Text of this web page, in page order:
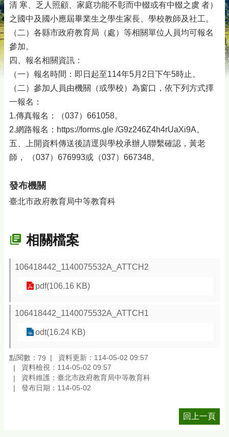
清 寒、乏人照顧、家庭功能不彰而中輟或有中輟之虞 者）
之國中及國小應屆畢業生之學生家長、學校教師及社工。
（二）各縣市政府教育局（處）等相關單位人員均可報名
參加。
四、報名相關資訊：
（一）報名時間：即日起至114年5月2日下午5時止。
（二）參加人員由機關（或學校）為窗口，依下列方式擇
一報名：
1.傳真報名：（037）661058。
2.網路報名：https://forms.gle /G9z246Z4h4rUaXi9A。
五、上開資料傳送後請逕與學校承辦人聯繫確認，黃老
師， （037）676993或（037）667348。
發布機關
臺北市政府教育局中等教育科
相關檔案
106418442_1140075532A_ATTCH2
pdf(106.16 KB)
106418442_1140075532A_ATTCH1
odt(16.24 KB)
點閱數： 79
資料更新：114-05-02 09:57
資料檢視：114-05-02 09:57
資料維護：臺北市政府教育局中等教育科
發布日期：114-05-02
回上一頁